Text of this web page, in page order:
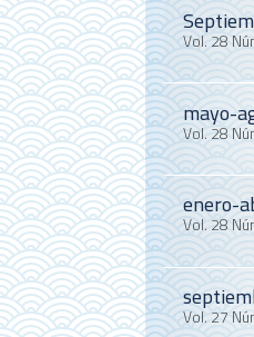
Vol. 28
mayo-
Vol. 28
enero-
Vol. 28
Vol. 27